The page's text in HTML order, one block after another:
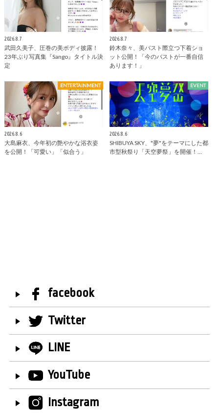
2026.8.7
武田久美子、圧巻の美ボディ披露！
23年ぶり写真集『Sango』タイトル決
定
2026.8.7
鈴木奈々、美バスト際立つ下着ショ
ット公開！「今のバストが一番自信
あります！」
ENTERTAINMENT
2026.8.6
大島麻衣、今年初の艶やかな浴衣姿
を公開！「可愛い」「似合う」
EVENT
2026.8.6
SHIBUYA SKY、"夢"をテーマにした都
市型秋祭り「天空夢祭」を開催！…
facebook
Twitter
LINE
YouTube
Instagram